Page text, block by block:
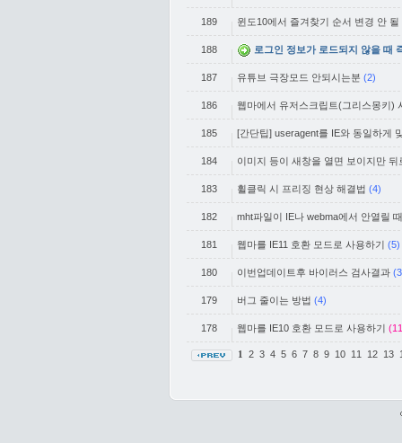
189 윈도10에서 즐겨찾기 순서 변경 안 될
188 로그인 정보가 로드되지 않을 때
187 유튜브 극장모드 안되시는분 (2)
186 웹마에서 유저스크립트(그리스몽키)
185 [간단팁] useragent를 IE와 동일하게
184 이미지 등이 새창을 열면 보이지만
183 휠클릭 시 프리징 현상 해결법 (4)
182 mht파일이 IE나 webma에서 안열릴 때
181 웹마를 IE11 호환 모드로 사용하기 (5)
180 이번업데이트후 바이러스 검사결과
179 버그 줄이는 방법 (4)
178 웹마를 IE10 호환 모드로 사용하기
1 2 3 4 5 6 7 8 9 10 11 12 13